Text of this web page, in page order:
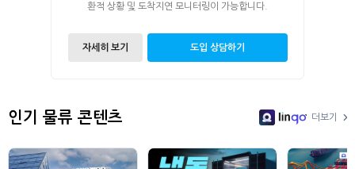
환적 상황 및 도착지연 모니터링이 가능합니다.
자세히 보기 도입 상담하기
인기 물류 콘텐츠
LinGo
더보기